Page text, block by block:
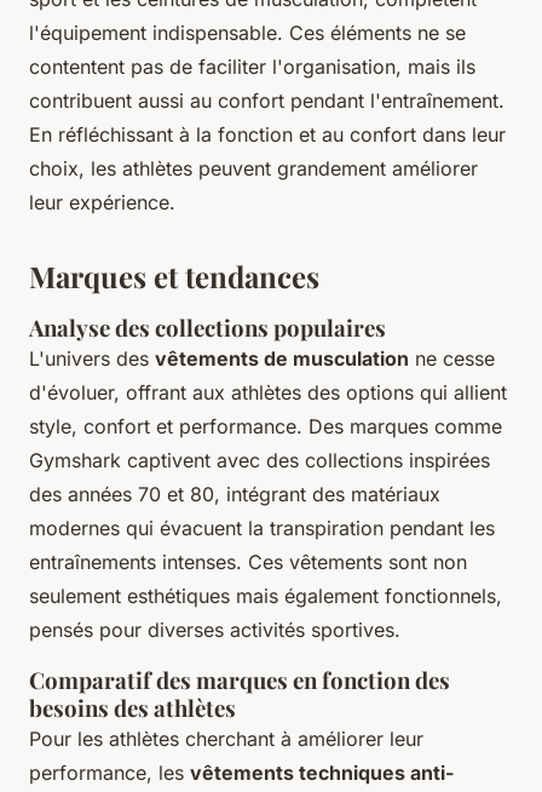
l'équipement indispensable. Ces éléments ne se
contentent pas de faciliter l'organisation, mais ils
contribuent aussi au confort pendant l'entraînement.
En réfléchissant à la fonction et au confort dans leur
choix, les athlètes peuvent grandement améliorer
leur expérience.
Marques et tendances
Analyse des collections populaires
L'univers des vêtements de musculation ne cesse
d'évoluer, offrant aux athlètes des options qui allient
style, confort et performance. Des marques comme
Gymshark captivent avec des collections inspirées
des années 70 et 80, intégrant des matériaux
modernes qui évacuent la transpiration pendant les
entraînements intenses. Ces vêtements sont non
seulement esthétiques mais également fonctionnels,
pensés pour diverses activités sportives.
Comparatif des marques en fonction des
besoins des athlètes
Pour les athlètes cherchant à améliorer leur
performance, les vêtements techniques anti-